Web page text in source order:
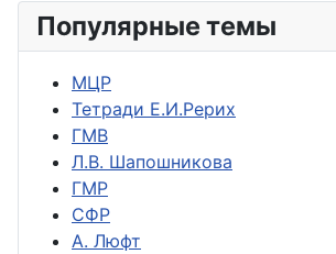
Популярные темы
МЦР
Тетради Е.И.Рерих
ГМВ
Л.В. Шапошникова
ГМР
СФР
А. Люфт